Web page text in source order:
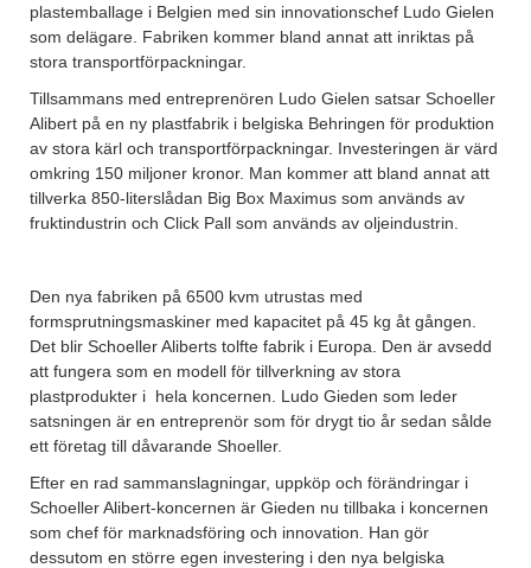
plastemballage i Belgien med sin innovationschef Ludo Gielen
som delägare. Fabriken kommer bland annat att inriktas på
stora transportförpackningar.
Tillsammans med entreprenören Ludo Gielen satsar Schoeller
Alibert på en ny plastfabrik i belgiska Behringen för produktion
av stora kärl och transportförpackningar. Investeringen är värd
omkring 150 miljoner kronor. Man kommer att bland annat att
tillverka 850-literslådan Big Box Maximus som används av
fruktindustrin och Click Pall som används av oljeindustrin.
Den nya fabriken på 6500 kvm utrustas med
formsprutningsmaskiner med kapacitet på 45 kg åt gången.
Det blir Schoeller Aliberts tolfte fabrik i Europa. Den är avsedd
att fungera som en modell för tillverkning av stora
plastprodukter i hela koncernen. Ludo Gieden som leder
satsningen är en entreprenör som för drygt tio år sedan sålde
ett företag till dåvarande Shoeller.
Efter en rad sammanslagningar, uppköp och förändringar i
Schoeller Alibert-koncernen är Gieden nu tillbaka i koncernen
som chef för marknadsföring och innovation. Han gör
dessutom en större egen investering i den nya belgiska